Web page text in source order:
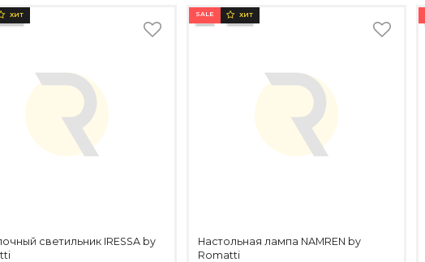
ХИТ
светильник IRESSA by
SALE ХИТ
Настольная лампа NAMREN by
Romatti